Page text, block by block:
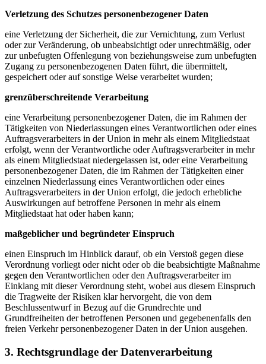
Verletzung des Schutzes personenbezogener Daten
eine Verletzung der Sicherheit, die zur Vernichtung, zum Verlust
oder zur Veränderung, ob unbeabsichtigt oder unrechtmäßig, oder
zur unbefugten Offenlegung von beziehungsweise zum unbefugten
Zugang zu personenbezogenen Daten führt, die übermittelt,
gespeichert oder auf sonstige Weise verarbeitet wurden;
grenzüberschreitende Verarbeitung
eine Verarbeitung personenbezogener Daten, die im Rahmen der
Tätigkeiten von Niederlassungen eines Verantwortlichen oder eines
Auftragsverarbeiters in der Union in mehr als einem Mitgliedstaat
erfolgt, wenn der Verantwortliche oder Auftragsverarbeiter in mehr
als einem Mitgliedstaat niedergelassen ist, oder eine Verarbeitung
personenbezogener Daten, die im Rahmen der Tätigkeiten einer
einzelnen Niederlassung eines Verantwortlichen oder eines
Auftragsverarbeiters in der Union erfolgt, die jedoch erhebliche
Auswirkungen auf betroffene Personen in mehr als einem
Mitgliedstaat hat oder haben kann;
maßgeblicher und begründeter Einspruch
einen Einspruch im Hinblick darauf, ob ein Verstoß gegen diese
Verordnung vorliegt oder nicht oder ob die beabsichtigte Maßnahme
gegen den Verantwortlichen oder den Auftragsverarbeiter im
Einklang mit dieser Verordnung steht, wobei aus diesem Einspruch
die Tragweite der Risiken klar hervorgeht, die von dem
Beschlussentwurf in Bezug auf die Grundrechte und
Grundfreiheiten der betroffenen Personen und gegebenenfalls den
freien Verkehr personenbezogener Daten in der Union ausgehen.
3. Rechtsgrundlage der Datenverarbeitung